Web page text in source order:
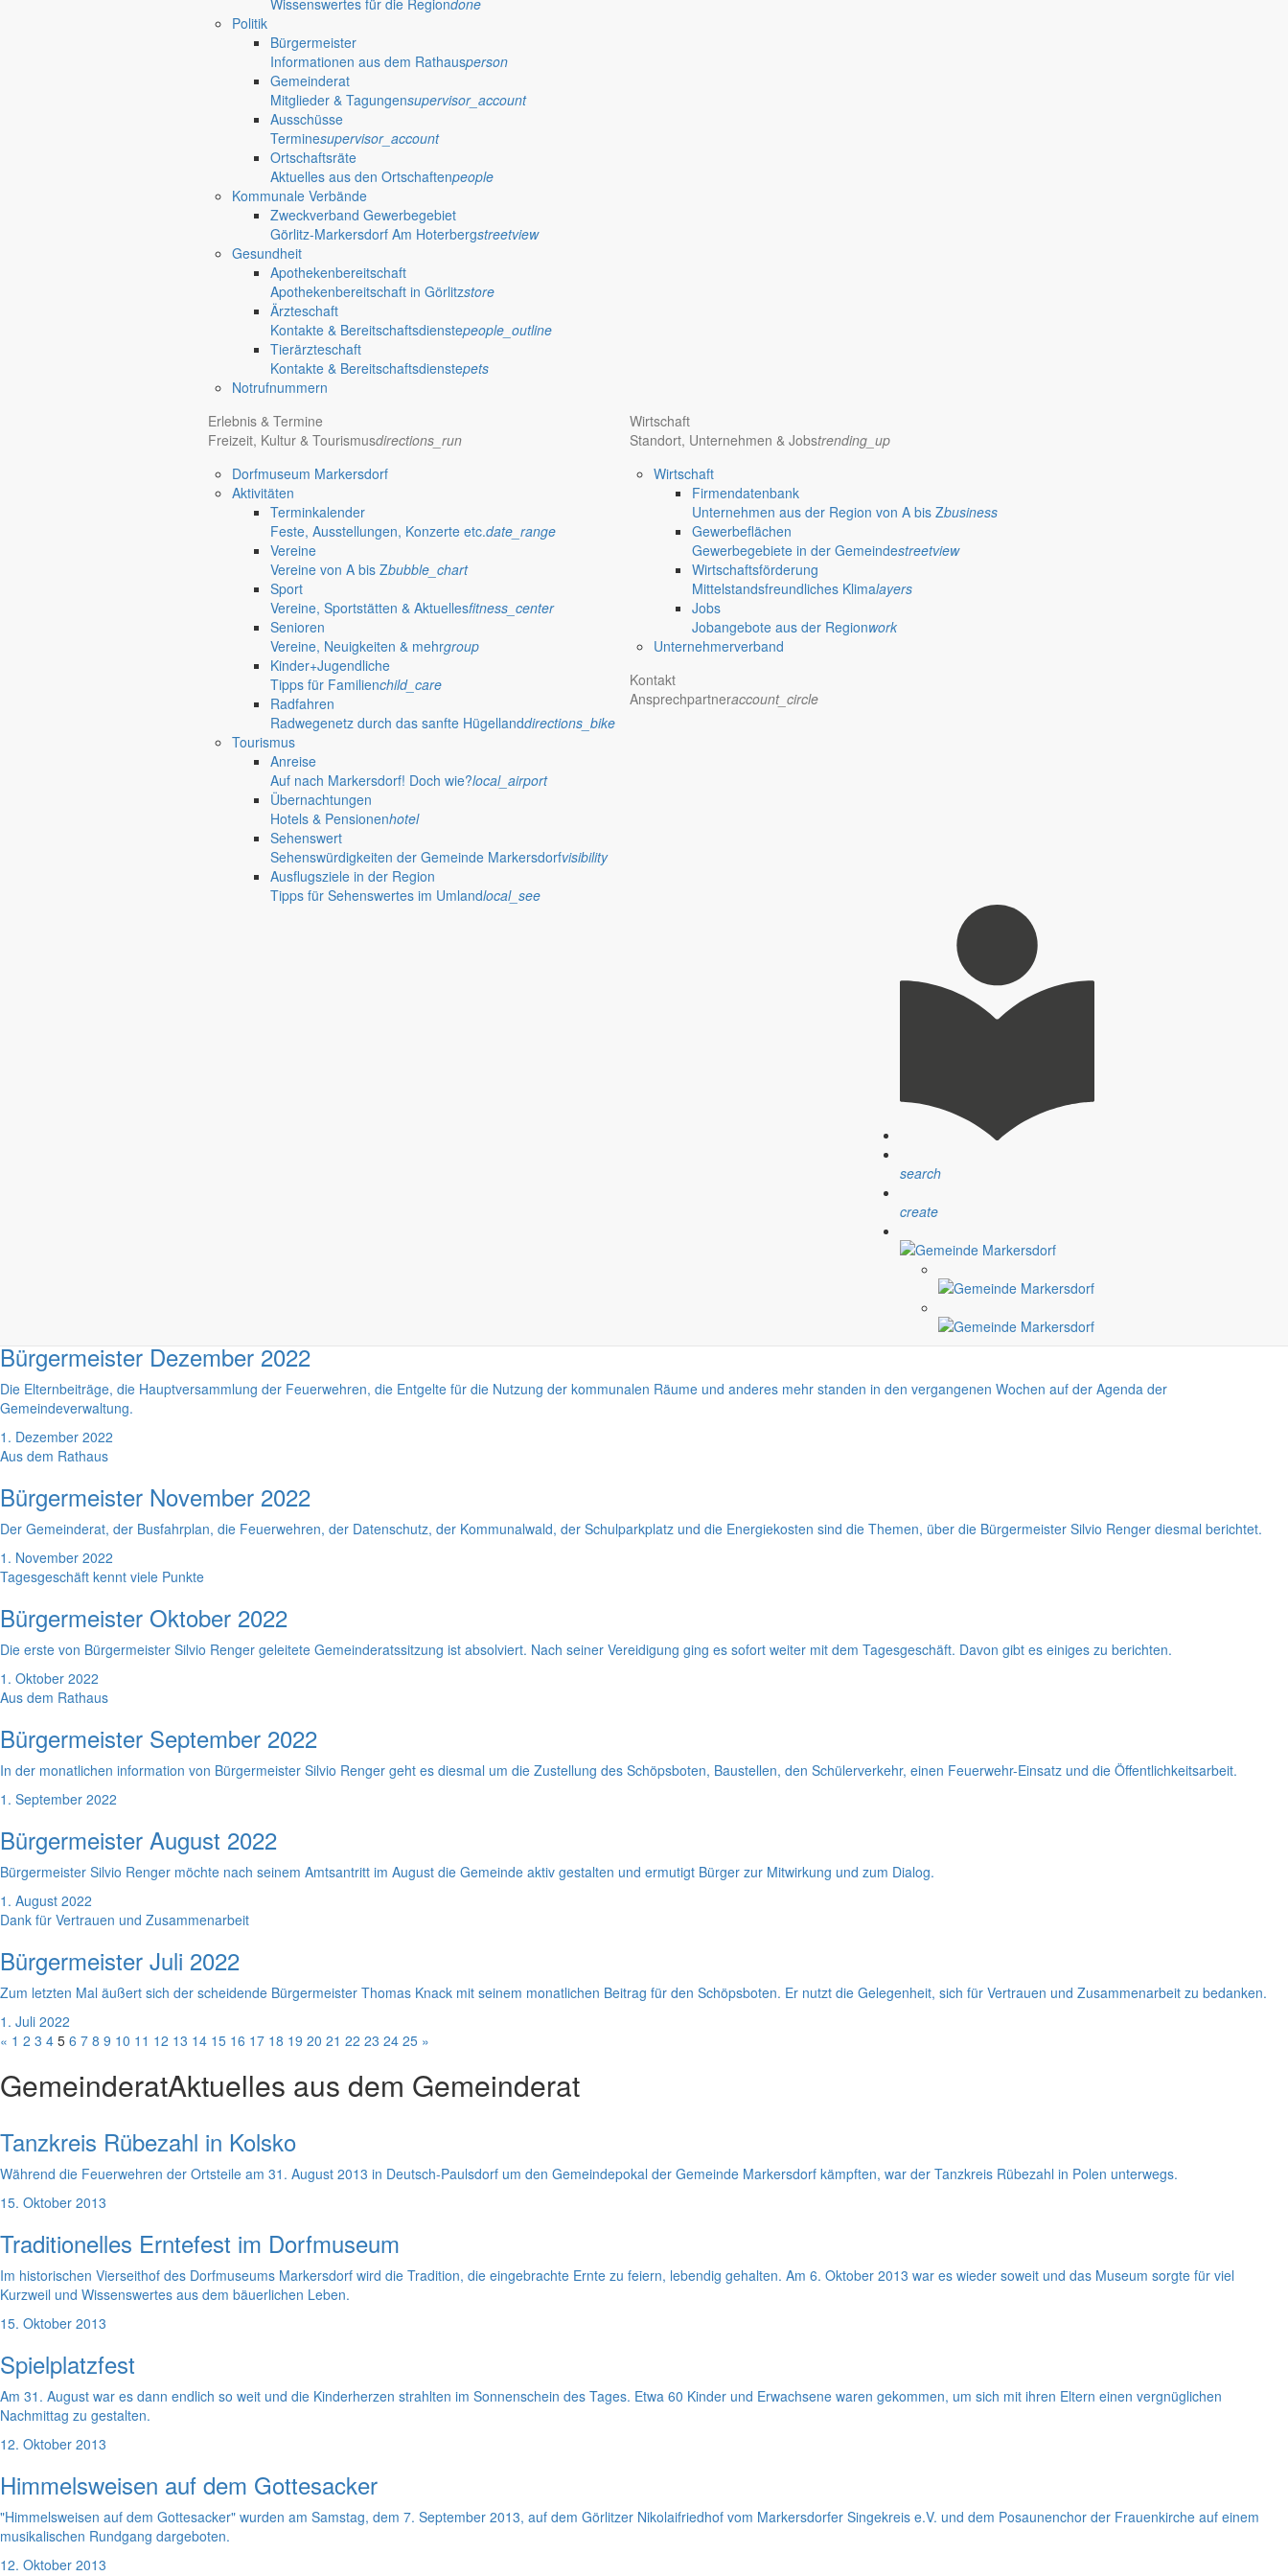
Wissenswertes für die Regiondone
Politik
Bürgermeister
Informationen aus dem Rathausperson
Gemeinderat
Mitglieder & Tagungensupervisor_account
Ausschüsse
Terminesupervisor_account
Ortschaftsräte
Aktuelles aus den Ortschaftenpeople
Kommunale Verbände
Zweckverband Gewerbegebiet
Görlitz-Markersdorf Am Hoterbergstreetview
Gesundheit
Apothekenbereitschaft
Apothekenbereitschaft in Görlitzstore
Ärzteschaft
Kontakte & Bereitschaftsdienstepeople_outline
Tierärzteschaft
Kontakte & Bereitschaftsdienstepets
Notrufnummern
Erlebnis & Termine
Freizeit, Kultur & Tourismusdirections_run
Dorfmuseum Markersdorf
Aktivitäten
Terminkalender
Feste, Ausstellungen, Konzerte etc.date_range
Vereine
Vereine von A bis Zbubble_chart
Sport
Vereine, Sportstätten & Aktuellesfitness_center
Senioren
Vereine, Neuigkeiten & mehrgroup
Kinder+Jugendliche
Tipps für Familienchild_care
Radfahren
Radwegenetz durch das sanfte Hügellanddirections_bike
Tourismus
Anreise
Auf nach Markersdorf! Doch wie?local_airport
Übernachtungen
Hotels & Pensionenhotel
Sehenswert
Sehenswürdigkeiten der Gemeinde Markersdorfvisibility
Ausflugsziele in der Region
Tipps für Sehenswertes im Umlandlocal_see
Wirtschaft
Standort, Unternehmen & Jobstrending_up
Wirtschaft
Firmendatenbank
Unternehmen aus der Region von A bis Zbusiness
Gewerbeflächen
Gewerbegebiete in der Gemeindestreetview
Wirtschaftsförderung
Mittelstandsfreundliches Klimalayers
Jobs
Jobangebote aus der Regionwork
Unternehmerverband
Kontakt
Ansprechpartneraccount_circle
search
create
Öffnungszeiten RathausGemeindeverwaltung Markersdorf
08:30 – 11:30 Uhr und 14:00 – 18:00 Uhr
08:30 – 11:30 Uhr und 14:00 – 17:00 Uhr
Außerhalb der Öffnungszeiten können Termine vereinbart werden.
E-Mail: sekretariat@gemeinde-markersdorf.de
Aktuelles aus dem Rathaus
Bürgermeister März 2023
Bürgermeister Silvio Renger berichtet von der Gemeinderatssitzung im Februar, einer Stellenausschreibung und weiteren Aktivitäten in der Gemeinde.
Anfang Dezember 2022 waren die Partnergemeinden aus Polen und Tschechien zu Gast in Markersdorf. Hauptthema waren die gemeinsamen Vorhaben im Jahr 2023.
Bürgermeister Dezember 2022
Die Elternbeiträge, die Hauptversammlung der Feuerwehren, die Entgelte für die Nutzung der kommunalen Räume und anderes mehr standen in den vergangenen Wochen auf der Agenda der
Gemeindeverwaltung.
1. Dezember 2022
Aus dem Rathaus
Bürgermeister November 2022
Der Gemeinderat, der Busfahrplan, die Feuerwehren, der Datenschutz, der Kommunalwald, der Schulparkplatz und die Energiekosten sind die Themen, über die Bürgermeister Silvio Renger diesmal berichtet.
1. November 2022
Tagesgeschäft kennt viele Punkte
Bürgermeister Oktober 2022
Die erste von Bürgermeister Silvio Renger geleitete Gemeinderatssitzung ist absolviert. Nach seiner Vereidigung ging es sofort weiter mit dem Tagesgeschäft. Davon gibt es einiges zu berichten.
1. Oktober 2022
Aus dem Rathaus
Bürgermeister September 2022
In der monatlichen information von Bürgermeister Silvio Renger geht es diesmal um die Zustellung des Schöpsboten, Baustellen, den Schülerverkehr, einen Feuerwehr-Einsatz und die Öffentlichkeitsarbeit.
1. September 2022
Bürgermeister August 2022
Bürgermeister Silvio Renger möchte nach seinem Amtsantritt im August die Gemeinde aktiv gestalten und ermutigt Bürger zur Mitwirkung und zum Dialog.
1. August 2022
Dank für Vertrauen und Zusammenarbeit
Bürgermeister Juli 2022
Zum letzten Mal äußert sich der scheidende Bürgermeister Thomas Knack mit seinem monatlichen Beitrag für den Schöpsboten. Er nutzt die Gelegenheit, sich für Vertrauen und Zusammenarbeit zu bedanken.
1. Juli 2022
« 1 2 3 4 5 6 7 8 9 10 11 12 13 14 15 16 17 18 19 20 21 22 23 24 25 »
GemeinderatAktuelles aus dem Gemeinderat
Tanzkreis Rübezahl in Kolsko
Während die Feuerwehren der Ortsteile am 31. August 2013 in Deutsch-Paulsdorf um den Gemeindepokal der Gemeinde Markersdorf kämpften, war der Tanzkreis Rübezahl in Polen unterwegs.
15. Oktober 2013
Traditionelles Erntefest im Dorfmuseum
Im historischen Vierseithof des Dorfmuseums Markersdorf wird die Tradition, die eingebrachte Ernte zu feiern, lebendig gehalten. Am 6. Oktober 2013 war es wieder soweit und das Museum sorgte für viel
Kurzweil und Wissenswertes aus dem bäuerlichen Leben.
15. Oktober 2013
Spielplatzfest
Am 31. August war es dann endlich so weit und die Kinderherzen strahlten im Sonnenschein des Tages. Etwa 60 Kinder und Erwachsene waren gekommen, um sich mit ihren Eltern einen vergnüglichen
Nachmittag zu gestalten.
12. Oktober 2013
Himmelsweisen auf dem Gottesacker
"Himmelsweisen auf dem Gottesacker" wurden am Samstag, dem 7. September 2013, auf dem Görlitzer Nikolaifriedhof vom Markersdorfer Singekreis e.V. und dem Posaunenchor der Frauenkirche auf einem
musikalischen Rundgang dargeboten.
12. Oktober 2013